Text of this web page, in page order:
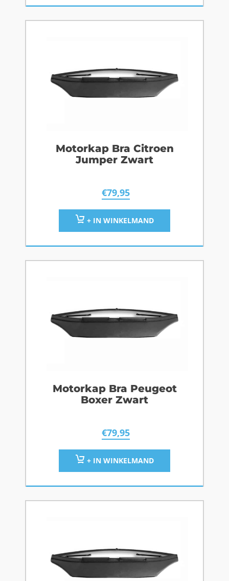
Motorkap Bra Citroen
Jumper Zwart
€79,95
+ IN WINKELMAND
Motorkap Bra Peugeot
Boxer Zwart
€79,95
+ IN WINKELMAND